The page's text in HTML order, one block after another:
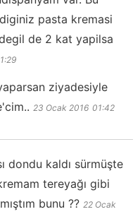
pasta kremasi
de 2 kat yapilsa
ziyadesiyle
23 Ocak 2016 01:42
dondu kaldı sürmüşte
tereyağı gibi
bunu ?? 22 Ocak